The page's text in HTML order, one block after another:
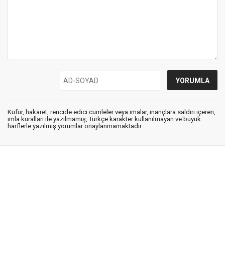
Küfür, hakaret, rencide edici cümleler veya imalar, inançlara saldırı içeren,
imla kuralları ile yazılmamış, Türkçe karakter kullanılmayan ve büyük
harflerle yazılmış yorumlar onaylanmamaktadır.